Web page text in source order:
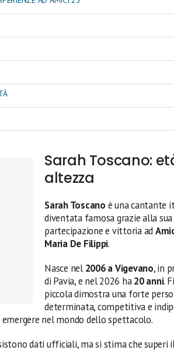
Sarah Toscano:
altezza
Sarah Toscano è una cantante
diventata famosa grazie alla sua
partecipazione e vittoria ad
Maria De Filippi.
Nasce nel 2006 a Vigevano, in
di Pavia, e nel 2026 ha20 anni.
piccola dimostra una forte
determinata, competitiva e
nel mondo dello spettacolo.
dati ufficiali, ma si stima che superi